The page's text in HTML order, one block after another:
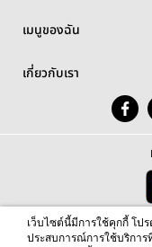
เมนูของฉัน
เกี่ยวกับเรา
© 2026
This site is protected by
เว็บไซต์นี้มีการใช้คุกกี้ โป
ประสบการณ์การใช้บริกา